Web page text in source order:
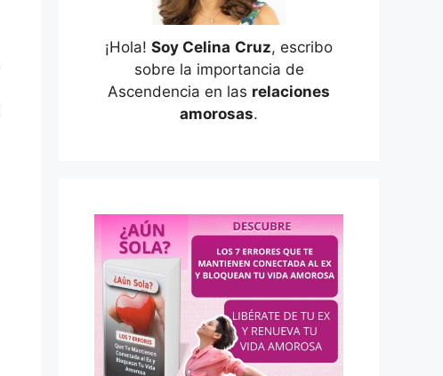
¡Hola! Soy Celina Cruz, escribo
sobre la importancia de
Ascendencia en las relaciones
amorosas.